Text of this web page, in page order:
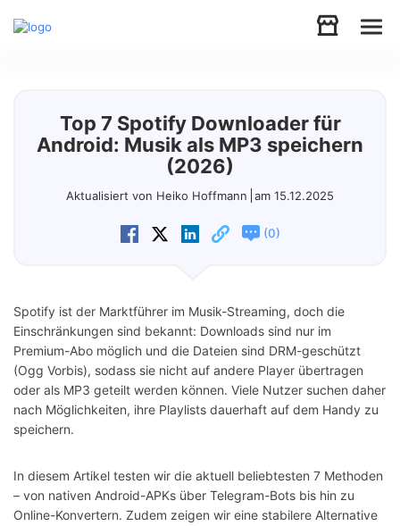
Video
Support
Top 7 Spotify Downloader für
Android: Musik als MP3 speichern
(2026)
Aktualisiert von Heiko Hoffmann am 15.12.2025
(0)
Spotify ist der Marktführer im Musik-Streaming, doch die
Einschränkungen sind bekannt: Downloads sind nur im
Premium-Abo möglich und die Dateien sind DRM-geschützt
(Ogg Vorbis), sodass sie nicht auf andere Player übertragen
oder als MP3 geteilt werden können. Viele Nutzer suchen daher
nach Möglichkeiten, ihre Playlists dauerhaft auf dem Handy zu
speichern.
In diesem Artikel testen wir die aktuell beliebtesten 7 Methoden
– von nativen Android-APKs über Telegram-Bots bis hin zu
Online-Konvertern. Zudem zeigen wir eine stabilere Alternative